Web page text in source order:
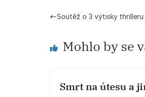
Soutěž o 3 výtisky
Mohlo by se
Smrt na útesu a